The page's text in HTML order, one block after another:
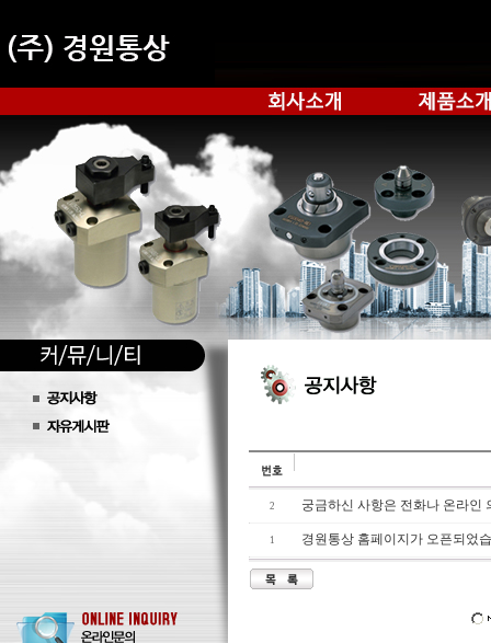
2 궁금하신 사항은 전화나 온라인
1 경원통상 홈페이지가 오픈되었